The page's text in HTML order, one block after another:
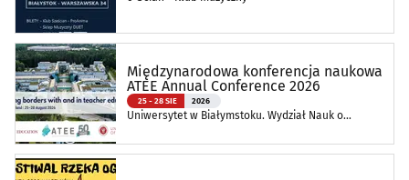
Międzynarodowa konferencja naukowa
ATEE Annual Conference 2026
25 - 28 SIE 2026
Uniwersytet w Białymstoku. Wydział Nauk o